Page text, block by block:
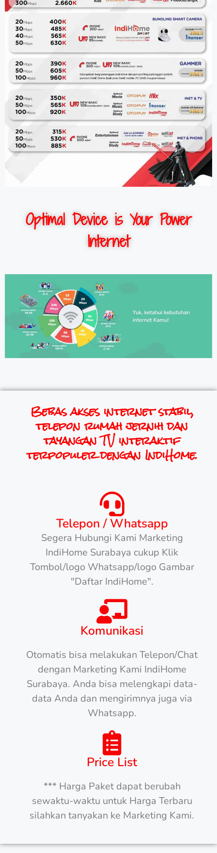
Optimal Device is Your Power
Internet
Bebas akses internet stabil,
telepon rumah jernih dan
tayangan TV interaktif
terpopuler dengan IndiHome.
Telepon / Whatsapp
Segera Hubungi Kami Marketing
IndiHome Surabaya cukup Klik
Tombol/logo Whatsapp/logo Gambar
"Daftar IndiHome".
Komunikasi
Otomatis bisa melakukan Telepon/Chat
dengan Marketing Kami IndiHome
Surabaya. Anda bisa melengkapi data-
data Anda dan mengirimnya juga via
Whatsapp.
Price List
*** Harga Paket dapat berubah
sewaktu-waktu untuk Harga Terbaru
silahkan tanyakan ke Marketing Kami.